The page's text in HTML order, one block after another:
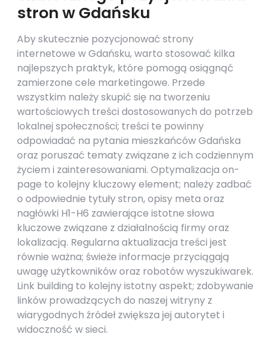
stron w Gdańsku
Aby skutecznie pozycjonować strony
internetowe w Gdańsku, warto stosować kilka
najlepszych praktyk, które pomogą osiągnąć
zamierzone cele marketingowe. Przede
wszystkim należy skupić się na tworzeniu
wartościowych treści dostosowanych do potrzeb
lokalnej społeczności; treści te powinny
odpowiadać na pytania mieszkańców Gdańska
oraz poruszać tematy związane z ich codziennym
życiem i zainteresowaniami. Optymalizacja on-
page to kolejny kluczowy element; należy zadbać
o odpowiednie tytuły stron, opisy meta oraz
nagłówki H1-H6 zawierające istotne słowa
kluczowe związane z działalnością firmy oraz
lokalizacją. Regularna aktualizacja treści jest
równie ważna; świeże informacje przyciągają
uwagę użytkowników oraz robotów wyszukiwarek.
Link building to kolejny istotny aspekt; zdobywanie
linków prowadzących do naszej witryny z
wiarygodnych źródeł zwiększa jej autorytet i
widoczność w sieci.